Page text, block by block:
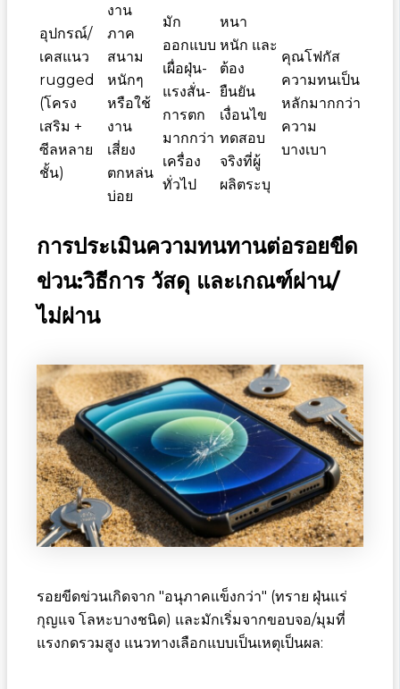
อุปกรณ์/
เคสแนว
rugged
(โครง
เสริม +
ซีลหลาย
ชั้น)
งาน
ภาค
สนาม
หนักๆ
หรือใช้
งาน
เสี่ยง
ตกหล่น
บ่อย
มัก
ออกแบบ
เผื่อฝุ่น-
แรงสั่น-
การตก
มากกว่า
เครื่อง
ทั่วไป
หนา
หนัก และ
ต้อง
ยืนยัน
เงื่อนไข
ทดสอบ
จริงที่ผู้
ผลิตระบุ
คุณโฟกัส
ความทนเป็น
หลักมากกว่า
ความ
บางเบา
การประเมินความทนทานต่อรอยขีด
ข่วน:วิธีการ วัสดุ และเกณฑ์ผ่าน/
ไม่ผ่าน
รอยขีดข่วนเกิดจาก "อนุภาคแข็งกว่า" (ทราย ฝุ่นแร่
กุญแจ โลหะบางชนิด) และมักเริ่มจากขอบจอ/มุมที่
แรงกดรวมสูง แนวทางเลือกแบบเป็นเหตุเป็นผล: